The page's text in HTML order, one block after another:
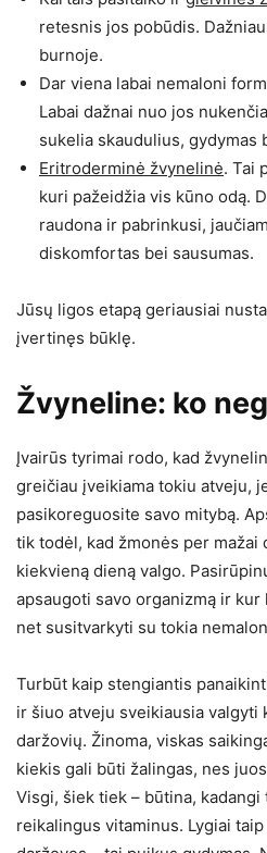
retesnis jos pobūdis.
burnoje.
Dar viena labai nemaloni
Labai dažnai nuo jos
sukelia skaudulius, gydymas
Eritroderminė žvynelinė. Tai
kuri pažeidžia vis kūno odą.
raudona ir pabrinkusi,
diskomfortas bei sausumas.
Jūsų ligos etapą geriausiai
įvertinęs būklę.
Žvyneline: ko
Įvairūs tyrimai rodo, kad
greičiau įveikiama tokiu atveju,
pasikoreguosite savo mitybą.
tik todėl, kad žmonės per mažai
kiekvieną dieną valgo.
apsaugoti savo organizmą ir
net susitvarkyti su tokia
Turbūt kaip stengiantis
ir šiuo atveju sveikiausia valgyti
daržovių. Žinoma, viskas
kiekis gali būti žalingas, nes
Visgi, šiek tiek – būtina, kadangi
reikalingus vitaminus. Lygiai